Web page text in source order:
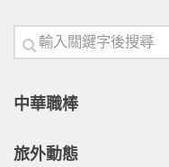
中華職棒
旅外動態